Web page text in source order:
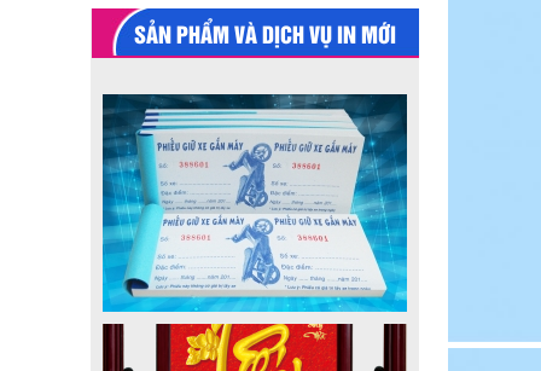
SẢN PHẨM VÀ DỊCH VỤ IN MỚI